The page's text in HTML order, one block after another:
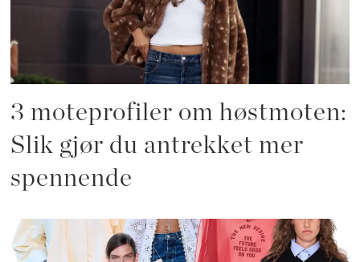
3 moteprofiler om høstmoten:
Slik gjør du antrekket mer
spennende